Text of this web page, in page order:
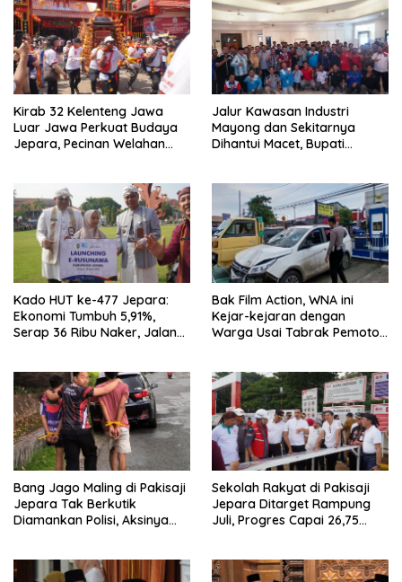
Kirab 32 Kelenteng Jawa
Luar Jawa Perkuat Budaya
Jepara, Pecinan Welahan
Jalur Kawasan Industri
Mayong dan Sekitarnya
Dihantui Macet, Bupati
Kado HUT ke-477 Jepara:
Ekonomi Tumbuh 5,91%,
Serap 36 Ribu Naker, Jalan
Bak Film Action, WNA ini
Kejar-kejaran dengan
Warga Usai Tabrak Pemotor
Bang Jago Maling di Pakisaji
Jepara Tak Berkutik
Diamankan Polisi, Aksinya
Sekolah Rakyat di Pakisaji
Jepara Ditarget Rampung
Juli, Progres Capai 26,75